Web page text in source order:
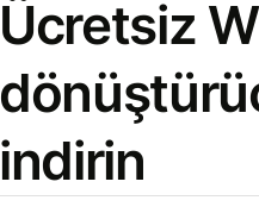
Ücretsiz
indirin